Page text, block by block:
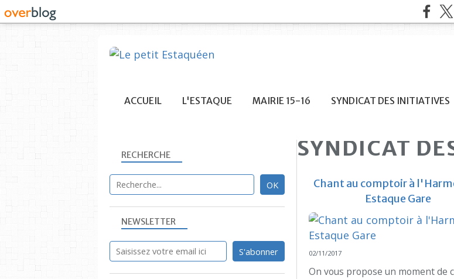
ACCUEIL L'ESTAQUE MAIRIE 15-16 SYNDICAT DES INITIATIVES
SYNDICAT
Chant au comptoir à
Estaque Gare
02/11/2017
On vous propose un moment de
NEWSLETTER
RECHERCHE